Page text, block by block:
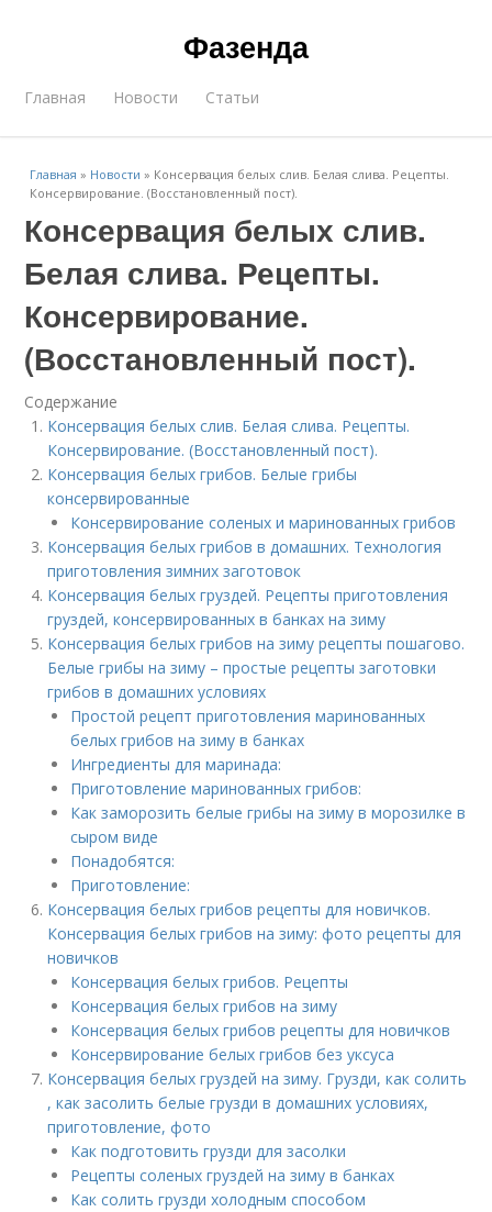
Фазенда
Главная Новости Статьи
Главная » Новости » Консервация белых слив. Белая слива. Рецепты.
Консервирование. (Восстановленный пост).
Консервация белых слив.
Белая слива. Рецепты.
Консервирование.
(Восстановленный пост).
Содержание
Консервация белых слив. Белая слива. Рецепты.
Консервирование. (Восстановленный пост).
Консервация белых грибов. Белые грибы
консервированные
Консервирование соленых и маринованных грибов
Консервация белых грибов в домашних. Технология
приготовления зимних заготовок
Консервация белых груздей. Рецепты приготовления
груздей, консервированных в банках на зиму
Консервация белых грибов на зиму рецепты пошагово.
Белые грибы на зиму – простые рецепты заготовки
грибов в домашних условиях
Простой рецепт приготовления маринованных
белых грибов на зиму в банках
Ингредиенты для маринада:
Приготовление маринованных грибов:
Как заморозить белые грибы на зиму в морозилке в
сыром виде
Понадобятся:
Приготовление:
Консервация белых грибов рецепты для новичков.
Консервация белых грибов на зиму: фото рецепты для
новичков
Консервация белых грибов. Рецепты
Консервация белых грибов на зиму
Консервация белых грибов рецепты для новичков
Консервирование белых грибов без уксуса
Консервация белых груздей на зиму. Грузди, как солить
, как засолить белые грузди в домашних условиях,
приготовление, фото
Как подготовить грузди для засолки
Рецепты соленых груздей на зиму в банках
Как солить грузди холодным способом